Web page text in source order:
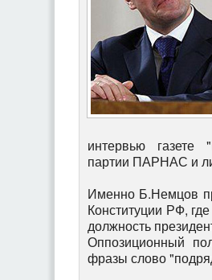
интервью газете
партии ПАРНАС и
Именно Б.Немцов
Конституции РФ,
должность
Оппозиционный
фразы слово